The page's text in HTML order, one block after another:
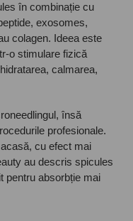
în combinație cu
exosomes,
colagen. Ideea este
o stimulare fizică
calmarea,
însă
profesionale.
cu efect mai
au descris spicules
pentru absorbție mai